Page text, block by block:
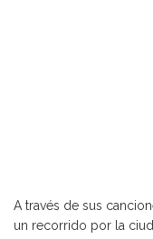
A través de sus
un recorrido por la